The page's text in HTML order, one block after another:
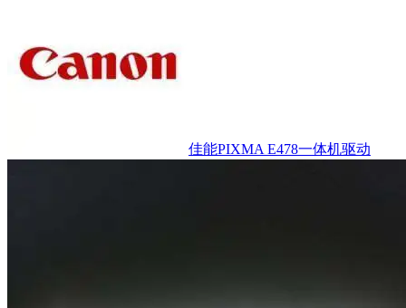
佳能PIXMA E478一体机驱动